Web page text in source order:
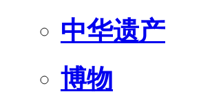
中华遗产
博物